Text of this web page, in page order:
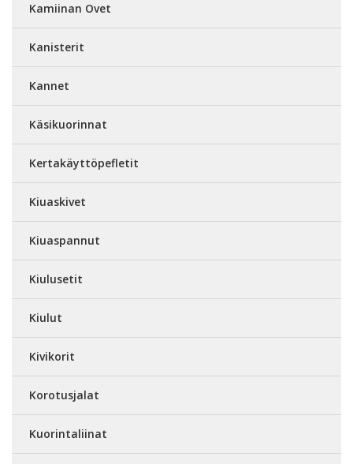
Kamiinan Ovet
Kanisterit
Kannet
Käsikuorinnat
Kertakäyttöpefletit
Kiuaskivet
Kiuaspannut
Kiulusetit
Kiulut
Kivikorit
Korotusjalat
Kuorintaliinat